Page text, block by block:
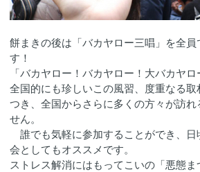
餅まきの後は「バカヤロー三唱」を全員
す！
「バカヤロー！バカヤロー！大バカヤロ
全国的にも珍しいこの風習、度重なる
つき、全国からさらに多くの方々が訪れ
せん。
誰でも気軽に参加することができ、日
会としてもオススメです。
ストレス解消にはもってこいの「悪態